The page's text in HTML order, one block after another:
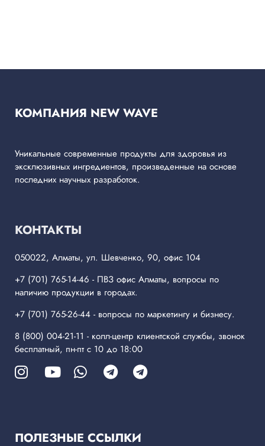
КОМПАНИЯ NEW WAVE
Уникальные современные продукты для здоровья из
эксклюзивных ингредиентов, произведенные на основе
последних научных разработок.
КОНТАКТЫ
050022, Алматы, ул. Шевченко, 90, офис 104
+7 (701) 765-14-46 - ПВЗ офис Алматы, вопросы по
наличию продукции в городах.
+7 (701) 765-26-44 - вопросы по маркетингу и бизнесу.
8 (800) 004-21-11 - колл-центр клиентской службы, звонок
бесплатный, пн-пт с 10 до 18:00
ПОЛЕЗНЫЕ ССЫЛКИ